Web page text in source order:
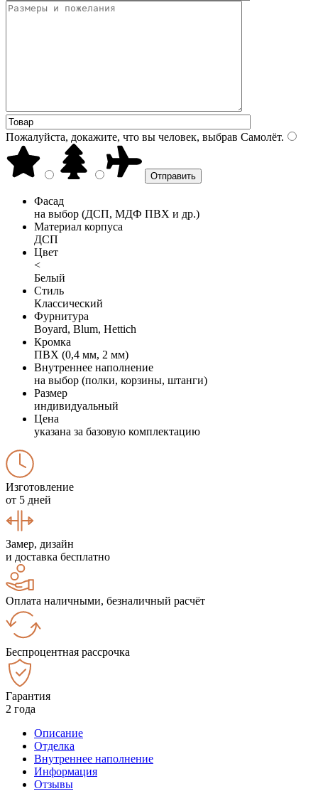
Пожалуйста, докажите, что вы человек, выбрав Самолёт.
Фасад
на выбор (ДСП, МДФ ПВХ и др.)
Материал корпуса
ДСП
Цвет
<
Белый
Стиль
Классический
Фурнитура
Boyard, Blum, Hettich
Кромка
ПВХ (0,4 мм, 2 мм)
Внутреннее наполнение
на выбор (полки, корзины, штанги)
Размер
индивидуальный
Цена
указана за базовую комплектацию
Изготовление
от 5 дней
Замер, дизайн
и доставка бесплатно
Оплата наличными, безналичный расчёт
Беспроцентная рассрочка
Гарантия
2 года
Описание
Отделка
Внутреннее наполнение
Информация
Отзывы